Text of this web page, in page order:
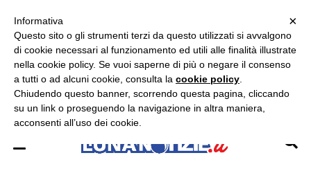
ASCOLTA RADIO LUNA
×
×
Informativa
Questo sito o gli strumenti terzi da questo utilizzati si avvalgono
di cookie necessari al funzionamento ed utili alle finalità illustrate
nella cookie policy. Se vuoi saperne di più o negare il consenso
a tutti o ad alcuni cookie, consulta la cookie policy
Chiudendo questo banner, scorrendo questa pagina, cliccando
su un link o proseguendo la navigazione in altra maniera,
acconsenti all’uso dei cookie.